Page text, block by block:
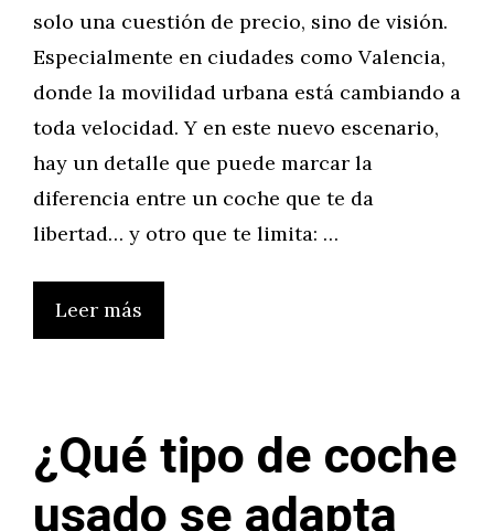
solo una cuestión de precio, sino de visión.
Especialmente en ciudades como Valencia,
donde la movilidad urbana está cambiando a
toda velocidad. Y en este nuevo escenario,
hay un detalle que puede marcar la
diferencia entre un coche que te da
libertad… y otro que te limita: …
Leer más
¿Qué tipo de coche